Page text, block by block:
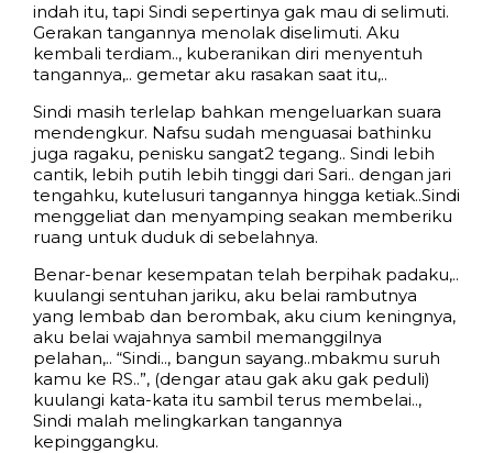
indah itu, tapi Sindi sepertinya gak mau di selimuti.
Gerakan tangannya menolak diselimuti. Aku
kembali terdiam.., kuberanikan diri menyentuh
tangannya,.. gemetar aku rasakan saat itu,..
Sindi masih terlelap bahkan mengeluarkan suara
mendengkur. Nafsu sudah menguasai bathinku
juga ragaku, penisku sangat2 tegang.. Sindi lebih
cantik, lebih putih lebih tinggi dari Sari.. dengan jari
tengahku, kutelusuri tangannya hingga ketiak..Sindi
menggeliat dan menyamping seakan memberiku
ruang untuk duduk di sebelahnya.
Benar-benar kesempatan telah berpihak padaku,..
kuulangi sentuhan jariku, aku belai rambutnya
yang lembab dan berombak, aku cium keningnya,
aku belai wajahnya sambil memanggilnya
pelahan,.. “Sindi.., bangun sayang..mbakmu suruh
kamu ke RS..”, (dengar atau gak aku gak peduli)
kuulangi kata-kata itu sambil terus membelai..,
Sindi malah melingkarkan tangannya
kepinggangku.